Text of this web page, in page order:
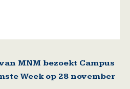
MNM bezoekt Campus
Week op 28 november